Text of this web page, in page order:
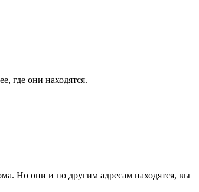
где они находятся.
Но они и по другим адресам находятся, вы